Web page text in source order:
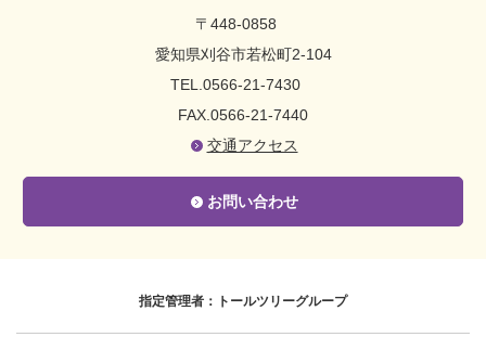
〒448-0858
愛知県刈谷市若松町2-104
TEL.0566-21-7430
FAX.0566-21-7440
交通アクセス
お問い合わせ
指定管理者：トールツリーグループ